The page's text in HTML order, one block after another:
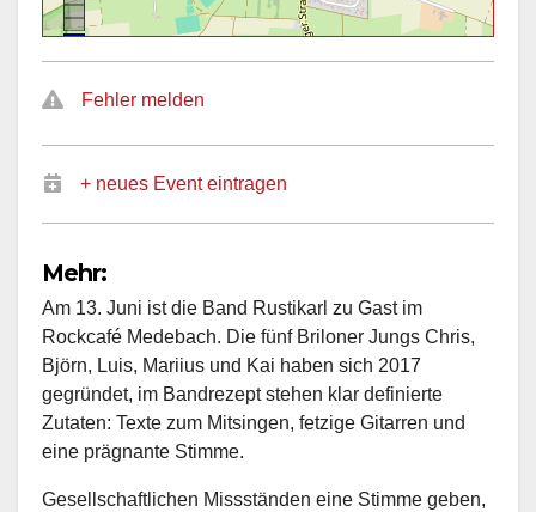
Fehler melden
+ neues Event eintragen
Mehr:
Am 13. Juni ist die Band Rustikarl zu Gast im
Rockcafé Medebach. Die fünf Briloner Jungs Chris,
Björn, Luis, Mariius und Kai haben sich 2017
gegründet, im Bandrezept stehen klar definierte
Zutaten: Texte zum Mitsingen, fetzige Gitarren und
eine prägnante Stimme.
Gesellschaftlichen Missständen eine Stimme geben,